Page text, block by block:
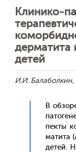
Клинико-
дерматита
детей
И.И. Балаболкин,
В
пекты
ма­тита
де­тей.